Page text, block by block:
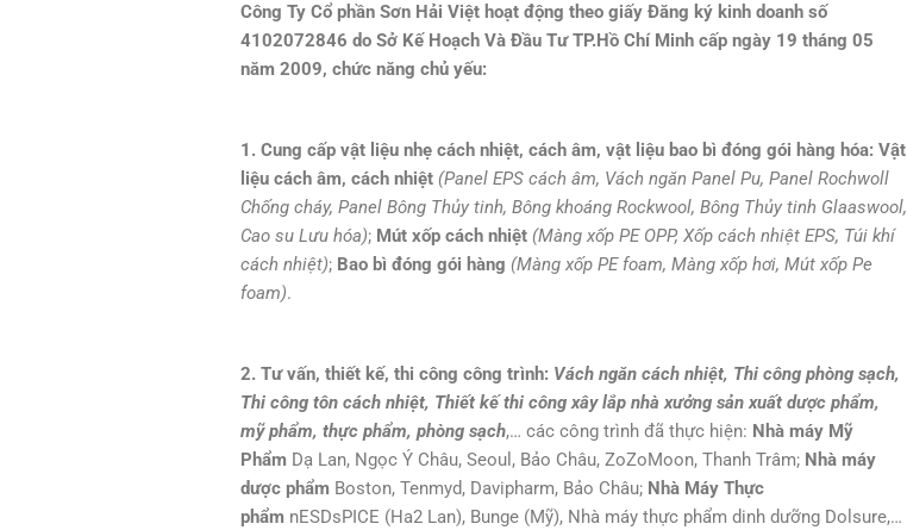
Công Ty Cổ phần Sơn Hải Việt hoạt động theo giấy Đăng ký kinh doanh số
4102072846 do Sở Kế Hoạch Và Đầu Tư TP.Hồ Chí Minh cấp ngày 19 tháng 05
năm 2009, chức năng chủ yếu:
1. Cung cấp vật liệu nhẹ cách nhiệt, cách âm, vật liệu bao bì đóng gói hàng hóa: Vật
liệu cách âm, cách nhiệt (Panel EPS cách âm, Vách ngăn Panel Pu, Panel Rochwoll
Chống cháy, Panel Bông Thủy tinh, Bông khoáng Rockwool, Bông Thủy tinh Glaaswool,
Cao su Lưu hóa); Mút xốp cách nhiệt (Màng xốp PE OPP, Xốp cách nhiệt EPS, Túi khí
cách nhiệt); Bao bì đóng gói hàng (Màng xốp PE foam, Màng xốp hơi, Mút xốp Pe
foam).
2. Tư vấn, thiết kế, thi công công trình: Vách ngăn cách nhiệt, Thi công phòng sạch,
Thi công tôn cách nhiệt, Thiết kế thi công xây lắp nhà xưởng sản xuất dược phẩm,
mỹ phẩm, thực phẩm, phòng sạch,… các công trình đã thực hiện: Nhà máy Mỹ
Phẩm Dạ Lan, Ngọc Ý Châu, Seoul, Bảo Châu, ZoZoMoon, Thanh Trâm; Nhà máy
dược phẩm Boston, Tenmyd, Davipharm, Bảo Châu; Nhà Máy Thực
phẩm nESDsPICE (Ha2 Lan), Bunge (Mỹ), Nhà máy thực phẩm dinh dưỡng Dolsure,…